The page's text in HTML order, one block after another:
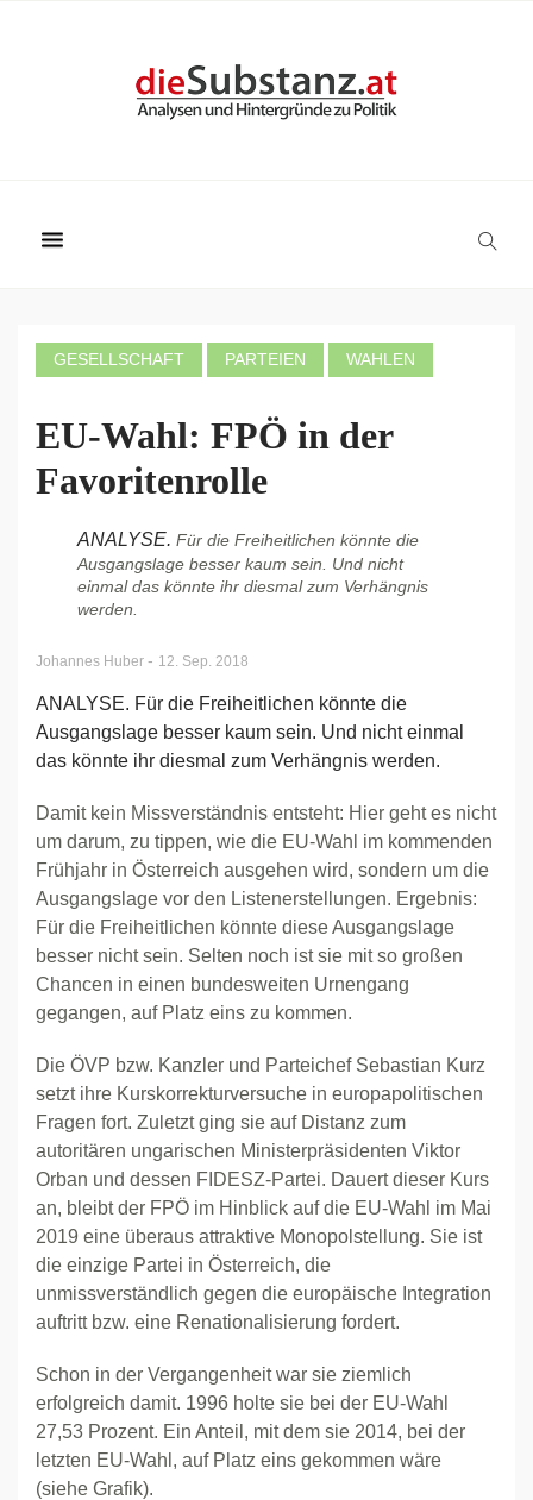
GESELLSCHAFT PARTEIEN WAHLEN
EU-Wahl: FPÖ in der
Favoritenrolle
ANALYSE. Für die Freiheitlichen könnte die
Ausgangslage besser kaum sein. Und nicht
einmal das könnte ihr diesmal zum Verhängnis
werden.
Johannes Huber - 12. Sep. 2018
ANALYSE. Für die Freiheitlichen könnte die
Ausgangslage besser kaum sein. Und nicht einmal
das könnte ihr diesmal zum Verhängnis werden.
Damit kein Missverständnis entsteht: Hier geht es nicht
um darum, zu tippen, wie die EU-Wahl im kommenden
Frühjahr in Österreich ausgehen wird, sondern um die
Ausgangslage vor den Listenerstellungen. Ergebnis:
Für die Freiheitlichen könnte diese Ausgangslage
besser nicht sein. Selten noch ist sie mit so großen
Chancen in einen bundesweiten Urnengang
gegangen, auf Platz eins zu kommen.
Die ÖVP bzw. Kanzler und Parteichef Sebastian Kurz
setzt ihre Kurskorrekturversuche in europapolitischen
Fragen fort. Zuletzt ging sie auf Distanz zum
autoritären ungarischen Ministerpräsidenten Viktor
Orban und dessen FIDESZ-Partei. Dauert dieser Kurs
an, bleibt der FPÖ im Hinblick auf die EU-Wahl im Mai
2019 eine überaus attraktive Monopolstellung. Sie ist
die einzige Partei in Österreich, die
unmissverständlich gegen die europäische Integration
auftritt bzw. eine Renationalisierung fordert.
Schon in der Vergangenheit war sie ziemlich
erfolgreich damit. 1996 holte sie bei der EU-Wahl
27,53 Prozent. Ein Anteil, mit dem sie 2014, bei der
letzten EU-Wahl, auf Platz eins gekommen wäre
(siehe Grafik).